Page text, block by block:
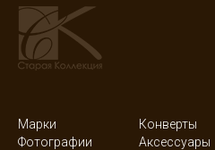
Марки Конверты
Фотографии
Аксессуары